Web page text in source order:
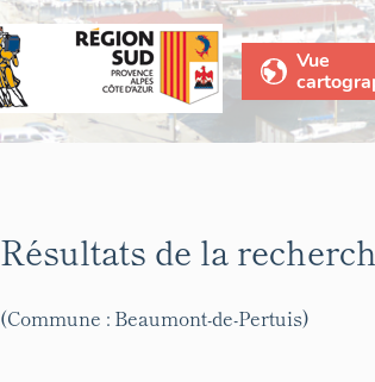
Vue
Résultats de la
(Commune : Beaumont-de-Pertuis)